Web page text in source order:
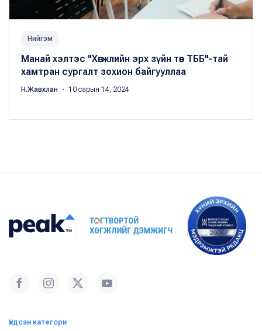
Нийгэм
Манай хэлтэс "Хөгжлийн эрх зүйн төв ТББ"-тай
хамтран сургалт зохион байгууллаа
Н.Жавхлан ・ 10 сарын 14, 2024
Үндсэн категори